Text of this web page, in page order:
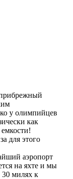
у олимпийцев
как
для этого
аэропорт
на яхте и мы
милях к